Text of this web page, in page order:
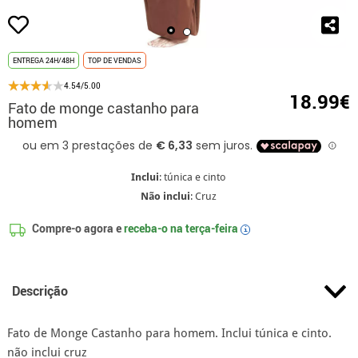
ENTREGA 24H/48H TOP DE VENDAS
4.54/5.00
Fato de monge castanho para
homem
18.99€
Inclui: túnica e cinto
Não inclui: Cruz
Compre-o agora ereceba-o na terça-feira i
Descrição
Fato de Monge Castanho para homem. Inclui túnica e cinto.
não inclui cruz